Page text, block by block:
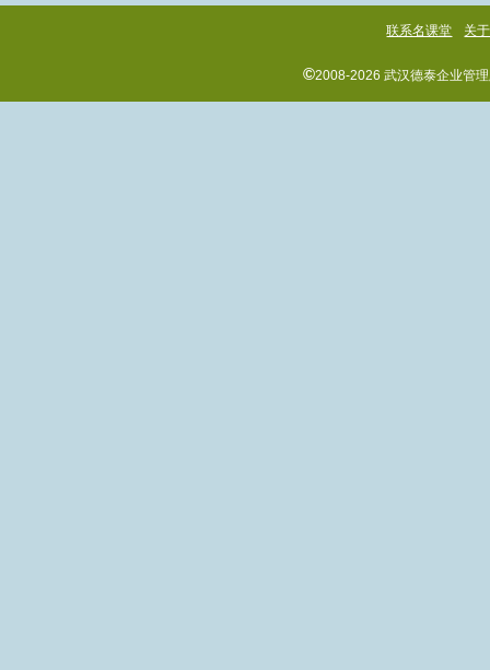
联系名课堂 关
©2008-2026 武汉德泰企业管